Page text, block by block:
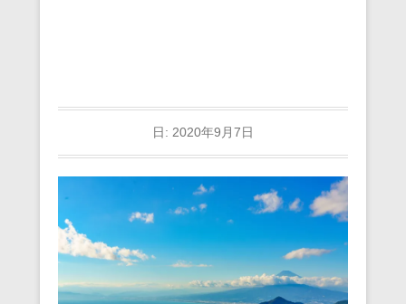
日: 2020年9月7日